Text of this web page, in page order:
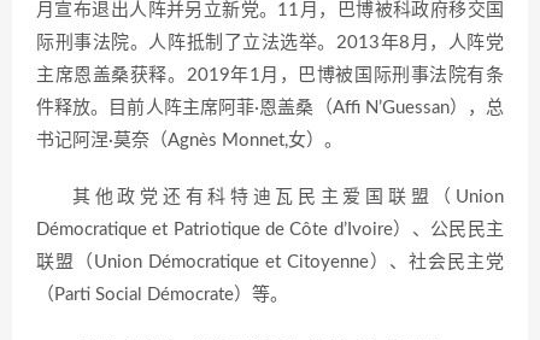
月宣布退出人阵并另立新党。11月，巴博被科政府移交国
际刑事法院。人阵抵制了立法选举。2013年8月，人阵党
主席恩盖桑获释。2019年1月，巴博被国际刑事法院有条
件释放。目前人阵主席阿菲·恩盖桑（Affi N’Guessan），总
书记阿涅·莫奈（Agnès Monnet,女）。
其他政党还有科特迪瓦民主爱国联盟（Union
Démocratique et Patriotique de Côte d’Ivoire）、公民民主
联盟（Union Démocratique et Citoyenne）、社会民主党
（Parti Social Démocrate）等。